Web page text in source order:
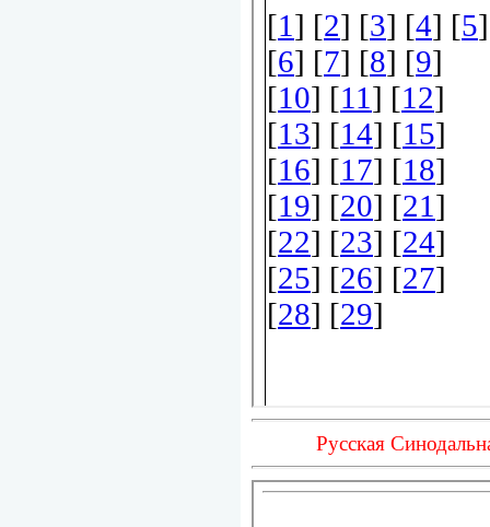
Русская